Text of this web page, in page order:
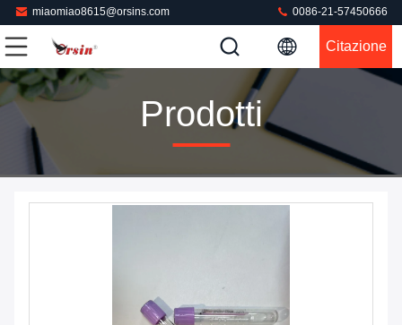
miaomiao8615@orsins.com 0086-21-57450666
Citazione
Prodotti